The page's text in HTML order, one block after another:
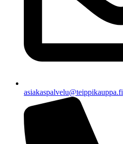
asiakaspalvelu@teippikauppa.fi